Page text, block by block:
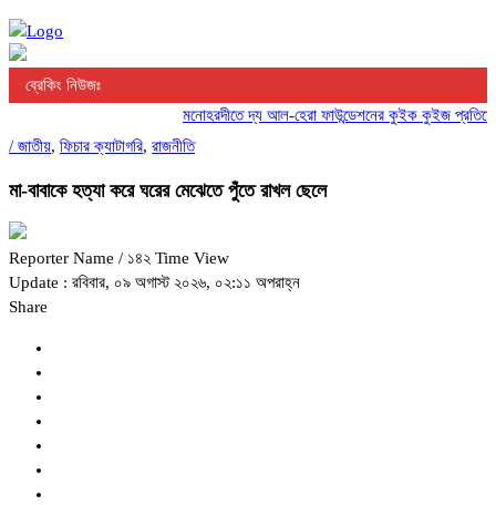
ব্রেকিং নিউজঃ
মনোহরদীতে দ্য আল-হেরা ফাউন্ডেশনের কুইক কুইজ
/ জাতীয়, ফিচার ক্যাটাগরি, রাজনীতি
মা-বাবাকে হত্যা করে ঘরের মেঝেতে পুঁতে রাখল ছেলে
Reporter Name / ১৪২ Time View
Update : রবিবার, ০৯ অগাস্ট ২০২৬, ০২:১১ অপরাহ্ন
Share